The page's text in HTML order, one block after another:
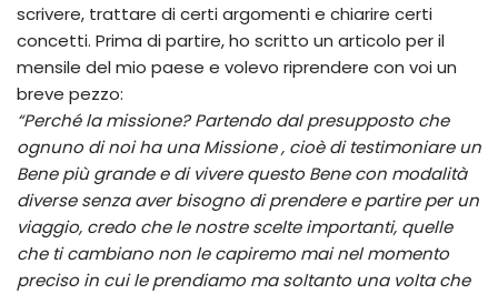
scrivere, trattare di certi argomenti e chiarire certi
concetti. Prima di partire, ho scritto un articolo per il
mensile del mio paese e volevo riprendere con voi un
breve pezzo:
“Perché la missione? Partendo dal presupposto che
ognuno di noi ha una Missione , cioè di testimoniare un
Bene più grande e di vivere questo Bene con modalità
diverse senza aver bisogno di prendere e partire per un
viaggio, credo che le nostre scelte importanti, quelle
che ti cambiano non le capiremo mai nel momento
preciso in cui le prendiamo ma soltanto una volta che